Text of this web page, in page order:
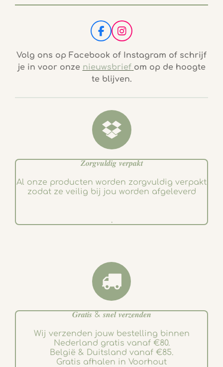
F
a
c
b
o
k
I
n
s
t
a
g
a
Volg ons op Facebook of Instagram of schrijf
je in voor onze nieuwsbrief om op de hoogte
te blijven.
𝒁𝒐𝒓𝒈𝒗𝒖𝒍𝒅𝒊𝒈 𝒗𝒆𝒓𝒑𝒂𝒌𝒕
Al onze producten worden zorgvuldig verpakt
zodat ze veilig bij jou worden afgeleverd
.
𝑮𝒓𝒂𝒕𝒊𝒔 & 𝒔𝒏𝒆𝒍 𝒗𝒆𝒓𝒛𝒆𝒏𝒅𝒆𝒏
Wij verzenden jouw bestelling binnen
Nederland gratis vanaf €80.
België & Duitsland vanaf €85.
Gratis afhalen in Voorhout